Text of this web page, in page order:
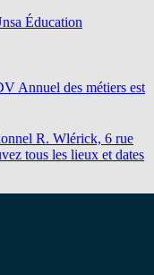
Éducation
Annuel des métiers est
R. Wlérick, 6 rue
tous les lieux et dates